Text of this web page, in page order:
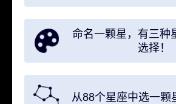
命名一颗星，有三种
选择！
从88个星座中选一颗